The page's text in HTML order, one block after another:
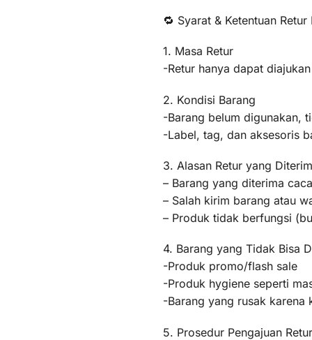
🔁 Syarat & Ketentuan Retur
1. Masa Retur
-Retur hanya dapat
2. Kondisi Barang
-Barang belum digunakan,
-Label, tag, dan aksesoris
3. Alasan Retur yang
– Barang yang diterima
– Salah kirim barang atau
– Produk tidak berfungsi
4. Barang yang Tidak Bisa
-Produk promo/flash sale
-Produk hygiene seperti
-Barang yang rusak karena
5. Prosedur Pengajuan Retur